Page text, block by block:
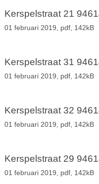
Kerspelstraat 21
01 februari 2019, pdf, 142kB
Kerspelstraat 31
01 februari 2019, pdf, 142kB
Kerspelstraat 32
01 februari 2019, pdf, 142kB
Kerspelstraat 29
01 februari 2019, pdf, 142kB